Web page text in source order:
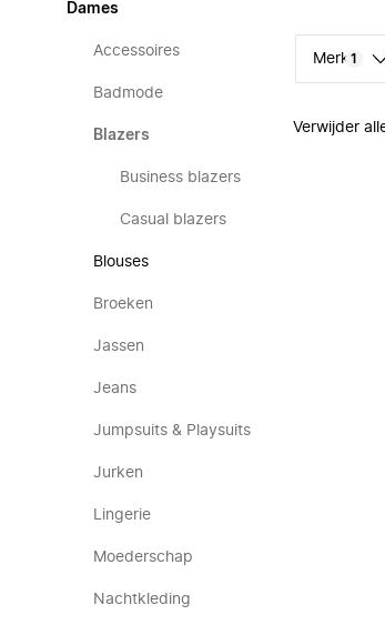
Dames
Accessoires
Badmode
Blazers
Business blazers
Casual blazers
Blouses
Broeken
Jassen
Jeans
Jumpsuits & Playsuits
Jurken
Lingerie
Moederschap
Nachtkleding
Merk 1
Verwijder